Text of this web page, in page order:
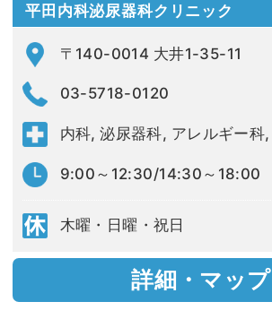
平田内科泌尿器科クリニック
〒140-0014 大井1-35-11
03-5718-0120
9:00～12:30/14:30～18:00
木曜・日曜・祝日
詳細・マップ